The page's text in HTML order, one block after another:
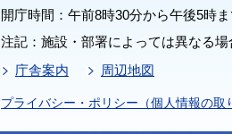
開庁時間：午前8時30分から午後5時
注記：施設・部署によっては異なる
庁舎案内
周辺地図
プライバシー・ポリシー（個人情報の取